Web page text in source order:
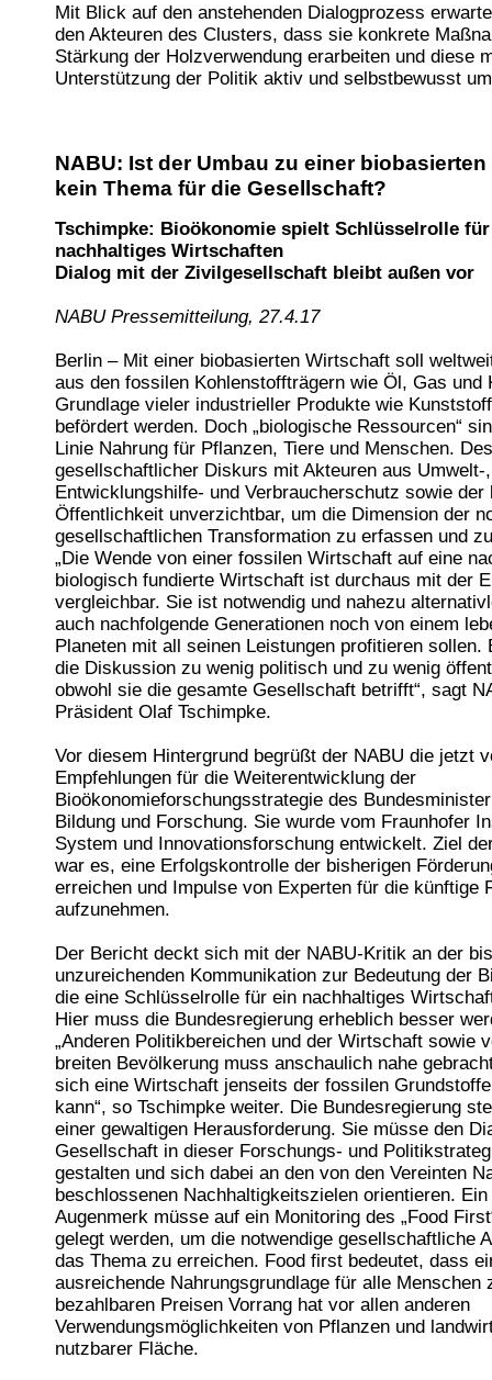
Mit Blick auf den anstehenden Dialogprozess
den Akteuren des Clusters, dass sie konkrete
Stärkung der Holzverwendung erarbeiten und diese
Unterstützung der Politik aktiv und selbstbewusst
NABU: Ist der Umbau zu einer
kein Thema für die Gesellschaft?
Tschimpke: Bioökonomie spielt Schlüsselrolle für
nachhaltiges Wirtschaften
Dialog mit der Zivilgesellschaft bleibt außen vor
NABU Pressemitteilung, 27.4.17
Berlin – Mit einer biobasierten Wirtschaft soll
aus den fossilen Kohlenstoffträgern wie Öl, Gas und
Grundlage vieler industrieller Produkte wie
befördert werden. Doch „biologische Ressourcen“
Linie Nahrung für Pflanzen, Tiere und Menschen.
gesellschaftlicher Diskurs mit Akteuren aus Umwelt-,
Entwicklungshilfe- und Verbraucherschutz sowie der
Öffentlichkeit unverzichtbar, um die Dimension der
gesellschaftlichen Transformation zu erfassen und
„Die Wende von einer fossilen Wirtschaft auf eine
biologisch fundierte Wirtschaft ist durchaus mit der
vergleichbar. Sie ist notwendig und nahezu
auch nachfolgende Generationen noch von einem
Planeten mit all seinen Leistungen profitieren sollen.
die Diskussion zu wenig politisch und zu wenig
obwohl sie die gesamte Gesellschaft betrifft“, sagt
Präsident Olaf Tschimpke.
Vor diesem Hintergrund begrüßt der NABU die jetzt
Empfehlungen für die Weiterentwicklung der
Bioökonomieforschungsstrategie des
Bildung und Forschung. Sie wurde vom Fraunhofer
System und Innovationsforschung entwickelt. Ziel
war es, eine Erfolgskontrolle der bisherigen
erreichen und Impulse von Experten für die künftige
aufzunehmen.
Der Bericht deckt sich mit der NABU-Kritik an der
unzureichenden Kommunikation zur Bedeutung der
die eine Schlüsselrolle für ein nachhaltiges
Hier muss die Bundesregierung erheblich besser
„Anderen Politikbereichen und der Wirtschaft sowie
breiten Bevölkerung muss anschaulich nahe
sich eine Wirtschaft jenseits der fossilen
kann“, so Tschimpke weiter. Die Bundesregierung
einer gewaltigen Herausforderung. Sie müsse den
Gesellschaft in dieser Forschungs- und
gestalten und sich dabei an den von den Vereinten
beschlossenen Nachhaltigkeitszielen orientieren.
Augenmerk müsse auf ein Monitoring des „Food
gelegt werden, um die notwendige gesellschaftliche
das Thema zu erreichen. Food first bedeutet, dass
ausreichende Nahrungsgrundlage für alle Menschen
bezahlbaren Preisen Vorrang hat vor allen anderen
Verwendungsmöglichkeiten von Pflanzen und
nutzbarer Fläche.